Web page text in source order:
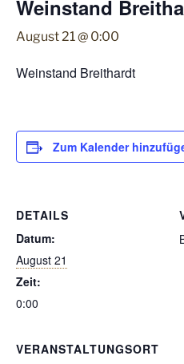
Weinstand
August 21 @ 0:00
Weinstand Breithardt
Zum Kalender
DETAILS
Datum:
August 21
Zeit:
0:00
VERANSTALTUNGSORT